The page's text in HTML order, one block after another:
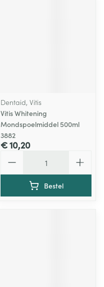
Dentaid, Vitis
Vitis Whitening
Mondspoelmiddel 500ml
3882
€ 10,20
Bestel